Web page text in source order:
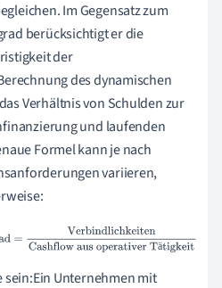
Im Gegensatz zum
berücksichtigt er die
der
des dynamischen
Verhältnis von Schulden zur
und laufenden
Formel kann je nach
variieren,
ä
Cashflow aus
TätigkeitUnternehmen mit